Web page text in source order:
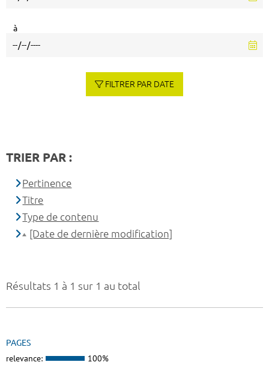
Résultats 1 à 1 sur 1 au total
PAGES
relevance: 100%
à
FILTRER PAR DATE
TRIER PAR :
Pertinence
Titre
Type de contenu
[Date de dernière modification]